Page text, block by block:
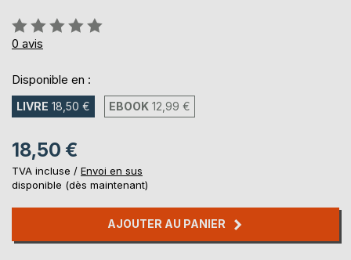
Évaluation:
0%
0 avis
Disponible en :
LIVRE 18,50 € EBOOK 12,99 €
18,50 €
TVA incluse / Envoi en sus
disponible (dès maintenant)
AJOUTER AU PANIER